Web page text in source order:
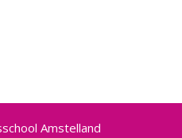
Amstelland